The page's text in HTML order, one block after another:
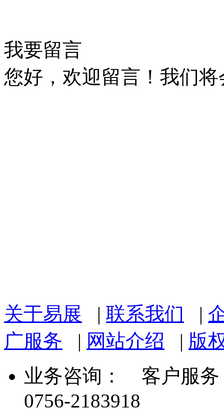
我要留言
您好，欢迎留言！我们
关于易展 | 联系我们 |
广服务 | 网站介绍 | 版
业务咨询：
客户服务
0756-2183918